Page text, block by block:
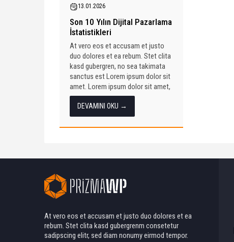
13.01.2026
Son 10 Yılın Dijital Pazarlama
İstatistikleri
At vero eos et accusam et justo
duo dolores et ea rebum. Stet clita
kasd gubergren, no sea takimata
sanctus est Lorem ipsum dolor sit
amet. Lorem ipsum dolor sit amet,
consetetur sadipscing elitr, sed...
DEVAMINI OKU →
At vero eos et accusam et justo duo dolores et ea
rebum. Stet clita kasd gubergrenm consetetur
sadipscing elitr, sed diam nonumy eirmod tempor.
Ahmet Yılmaz